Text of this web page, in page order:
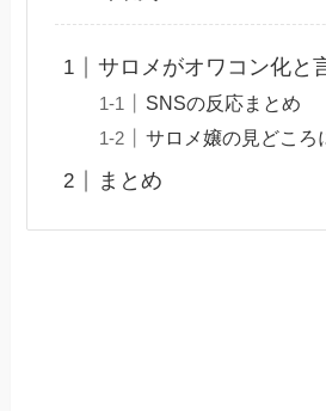
サロメがオワコン化と
SNSの反応まとめ
サロメ嬢の見どころ
まとめ